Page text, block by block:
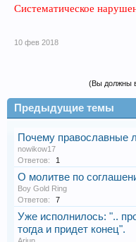
Систематическое
10 фев 2018
(Вы должны
Предыдущие темы
Почему православные
nowikow17
Ответов:
1
О молитве по
Boy Gold Ring
Ответов:
7
Уже исполнилось: "..
тогда и придет конец".